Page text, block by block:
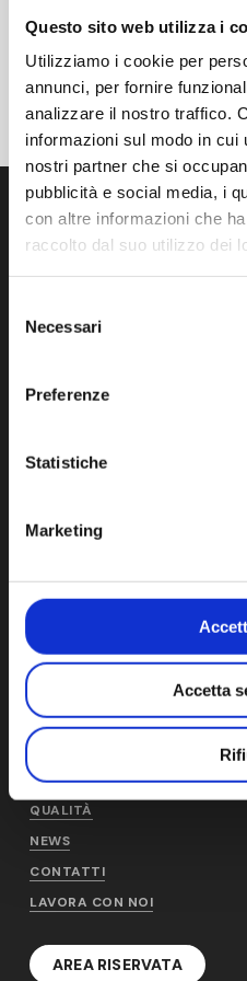
Questo sito web utilizza i
Utilizziamo i cookie per
annunci, per fornire
analizzare il nostro traffico.
informazioni sul modo in
nostri partner che si
pubblicità e social media, i
con altre informazioni che
raccolto dal suo utilizzo dei
delNecessari
Preferenze
Statistiche
Marketing
Accetta
Sviluppiamo, Produciamo e
all’avanguardia per il
Via Isonzo, 1/C 20812 Limbiate
info@aminstruments.com
CHI SIAMO
SOSTENIBILITÀ
QUALITÀ
NEWS
CONTATTI
LAVORA CON NOI
AREA RISERVATA